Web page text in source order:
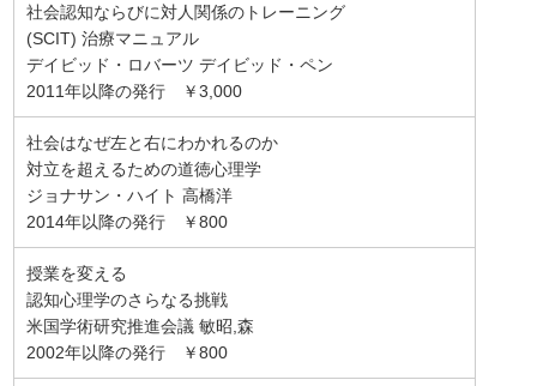
社会認知ならびに対人関係のトレーニング
(SCIT) 治療マニュアル
デイビッド・ロバーツ デイビッド・ペン
2011年以降の発行 ￥3,000
社会はなぜ左と右にわかれるのか
対立を超えるための道徳心理学
ジョナサン・ハイト 高橋洋
2014年以降の発行 ￥800
授業を変える
認知心理学のさらなる挑戦
米国学術研究推進会議 敏昭,森
2002年以降の発行 ￥800